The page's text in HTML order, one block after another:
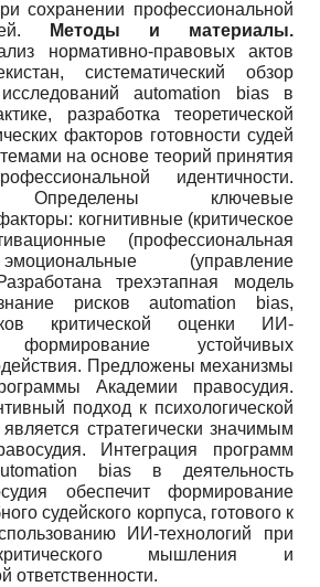
сохранении профессиональной
Методы и материалы.
нормативно-правовых актов
систематический обзор
automation bias в
разработка теоретической
факторов готовности судей
на основе теорий принятия
идентичности.
ключевые
когнитивные (критическое
(профессиональная
(управление
трехэтапная модель
рисков automation bias,
критической оценки ИИ-
формирование устойчивых
Предложены механизмы
Академии правосудия.
подход к психологической
стратегически значимым
Интеграция программ
bias в деятельность
обеспечит формирование
судейского корпуса, готового к
ИИ-технологий при
мышления и
ответственности.